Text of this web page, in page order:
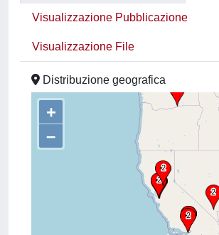
Visualizzazione Pubblicazione
Visualizzazione File
Distribuzione geografica
+
–